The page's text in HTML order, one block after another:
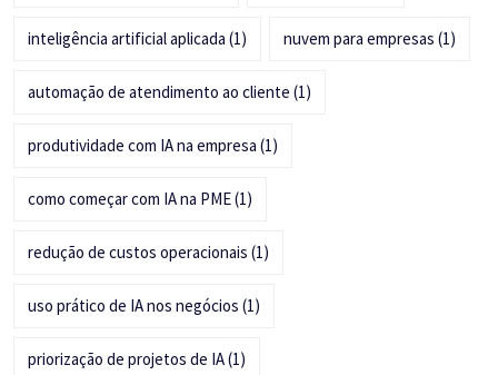
inteligência artificial aplicada (1) nuvem para empresas (1)
automação de atendimento ao cliente (1)
produtividade com IA na empresa (1)
como começar com IA na PME(1)
redução de custos operacionais (1)
uso prático de IA nos negócios (1)
priorização de projetos de IA(1)